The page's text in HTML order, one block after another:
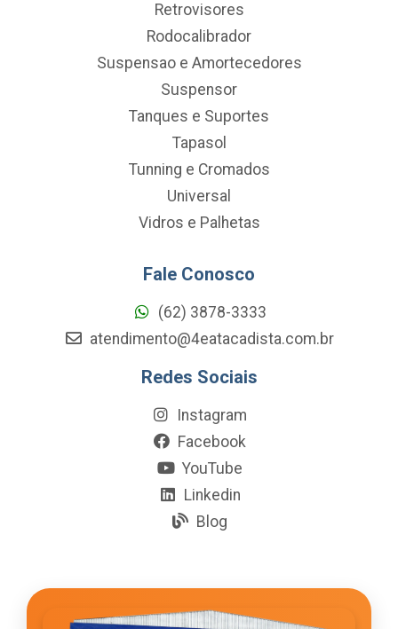
Retrovisores
Rodocalibrador
Suspensao e Amortecedores
Suspensor
Tanques e Suportes
Tapasol
Tunning e Cromados
Universal
Vidros e Palhetas
Fale Conosco
(62) 3878-3333
atendimento@4eatacadista.com.br
Redes Sociais
Instagram
Facebook
YouTube
Linkedin
Blog